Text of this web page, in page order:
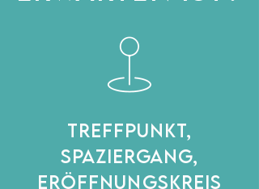
Treffpunkt,
Spaziergang,
Eröffnungskreis